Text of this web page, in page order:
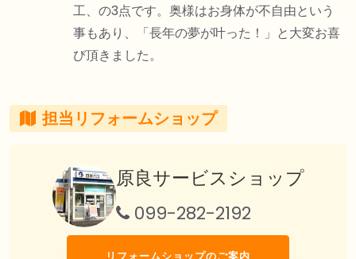
工、の3点です。奥様はお身体が不自由という
事もあり、「長年の夢が叶った！」と大変お喜
び頂きました。
担当リフォームショップ
原良サービスショップ
099-282-2192